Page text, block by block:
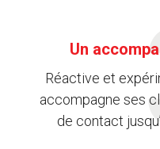
Un
Réactive et
accompagne ses
de contact